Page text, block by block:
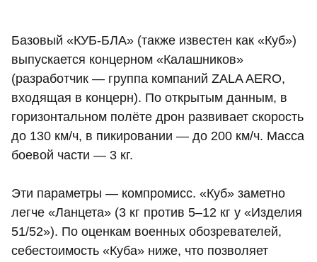
Базовый «КУБ‑БЛА» (также известен как «Куб»)
выпускается концерном «Калашников»
(разработчик — группа компаний ZALA AERO,
входящая в концерн). По открытым данным, в
горизонтальном полёте дрон развивает скорость
до 130 км/ч, в пикировании — до 200 км/ч. Масса
боевой части — 3 кг.
Эти параметры — компромисс. «Куб» заметно
легче «Ланцета» (3 кг против 5–12 кг у «Изделия
51/52»). По оценкам военных обозревателей,
себестоимость «Куба» ниже, что позволяет